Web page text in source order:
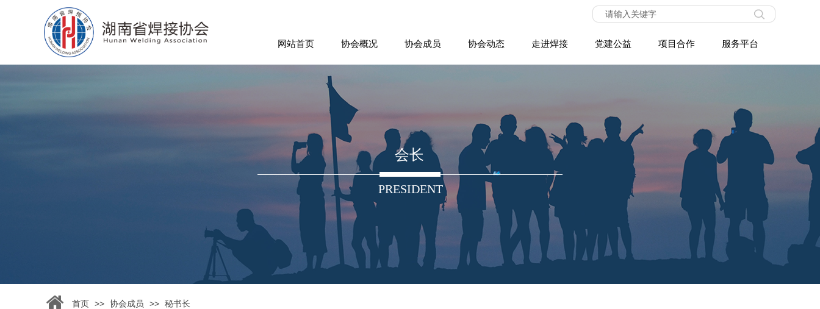
网站首页 协会概况 协会成员 协会动态 走进焊接 党建公益 项目合作 服务平台
PRESIDENT
会长
首页 >> 协会成员 >> 秘书长